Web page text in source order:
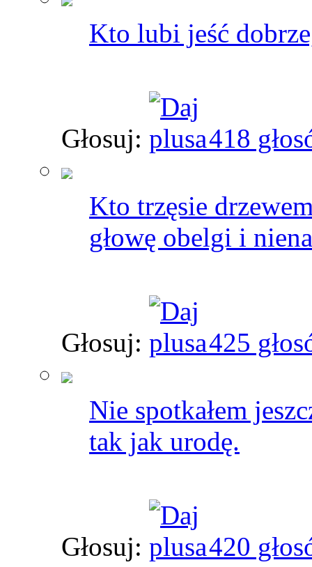
Kto lubi jeść
Głosuj: 418
Kto trzęsie
głowę obelgi i
Głosuj: 425
Nie spotkałem
tak jak urodę.
Głosuj: 420